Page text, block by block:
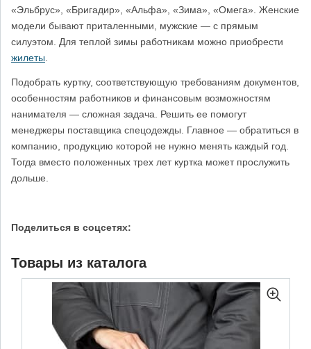
«Эльбрус», «Бригадир», «Альфа», «Зима», «Омега». Женские
модели бывают приталенными, мужские — с прямым
силуэтом. Для теплой зимы работникам можно приобрести
жилеты
Подобрать куртку, соответствующую требованиям документов,
особенностям работников и финансовым возможностям
нанимателя — сложная задача. Решить ее помогут
менеджеры поставщика спецодежды. Главное — обратиться в
компанию, продукцию которой не нужно менять каждый год.
Тогда вместо положенных трех лет куртка может прослужить
дольше.
Поделиться в соцсетях:
Товары из каталога